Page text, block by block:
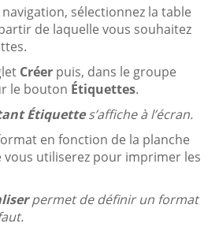
sélectionnez la table
de laquelle vous souhaitez
Créer puis, dans le groupe
le bouton Étiquettes.
Étiquettes’affiche à l’écran.
en fonction de la planche
vous utiliserez pour imprimer les
permet de définir un format